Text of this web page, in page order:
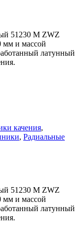
51230 M ZWZ
мм и массой
латунный
качения,
, Радиальные
51230 M ZWZ
мм и массой
латунный